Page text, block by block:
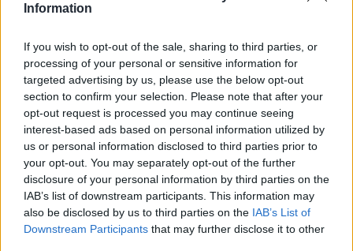
Information
If you wish to opt-out of the sale, sharing to third parties, or
processing of your personal or sensitive information for
targeted advertising by us, please use the below opt-out
section to confirm your selection. Please note that after your
opt-out request is processed you may continue seeing
interest-based ads based on personal information utilized by
us or personal information disclosed to third parties prior to
your opt-out. You may separately opt-out of the further
disclosure of your personal information by third parties on the
IAB’s list of downstream participants. This information may
also be disclosed by us to third parties on the IAB’s List of
Downstream Participants that may further disclose it to other
174 millió forint adót csaltak el
A céghálózat népszerű hazai televíziós műsorok
gyártásában volt érdekelt, és az adózásra is sajátos
forgatókönyvet talált ki.